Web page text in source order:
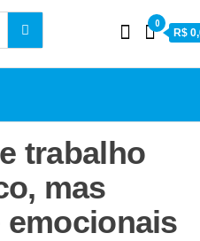
0
R$
trabalho
mas